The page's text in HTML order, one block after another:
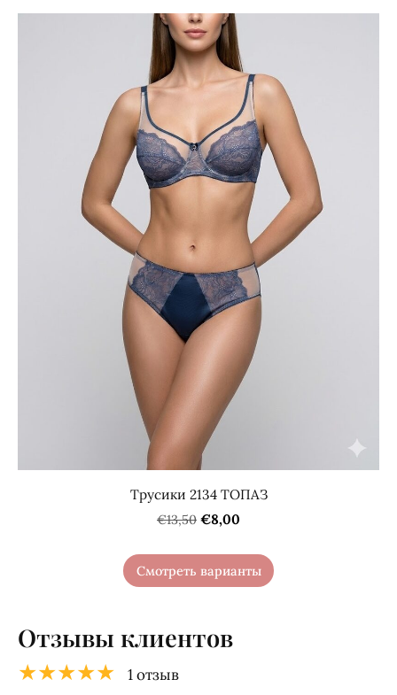
Трусики 2134 ТОПАЗ
€13,50 €8,00
Смотреть варианты
Отзывы клиентов
★★★★★ 1 отзыв